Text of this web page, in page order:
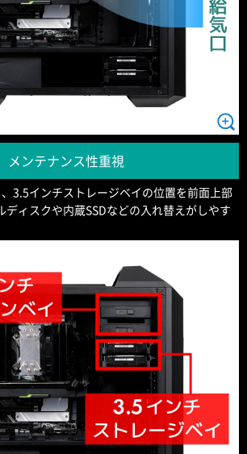
メンテナンス性重視
3.5インチストレージベイの位置を前面上部
ディスクや内蔵SSDなどの入れ替えがしやす